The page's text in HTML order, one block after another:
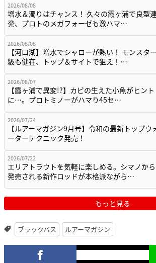
2026/08/08
増水＆濁りはチャンス！ 久々の霞ヶ浦で良型
発、プロトのメガフォーゼも激ハマ…
2026/08/08
【河口湖】増水でシャローが熱い！ モンスター
級も健在、トップ＆サイトで狙え！…
2026/08/07
【霞ヶ浦で異変!?】カビの生えた小魚がヒント
に…。プロトミノーがハマり45セ…
2026/07/24
【ルアーマガジン9月号】令和の最新トップウ
ーターテクニック発売！
2026/07/22
エリアトラウトを気軽に楽しめる。シマノから
発売される新作ロッドが本格派ながら…
もっと見る
ブラックバス ルアーマガジン